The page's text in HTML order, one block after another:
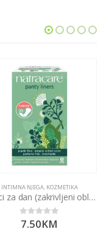
INTIMNA NJEGA, KOZMETIKA
Ulošci za dan (zakrivljeni oblik) 30kom
0out of 5
7.50KM